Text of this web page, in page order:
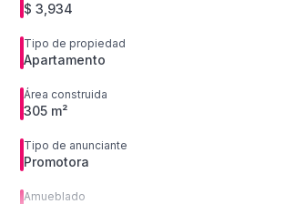
$ 3,934
Tipo de propiedad
Apartamento
Área construida
305 m²
Tipo de anunciante
Promotora
Amueblado